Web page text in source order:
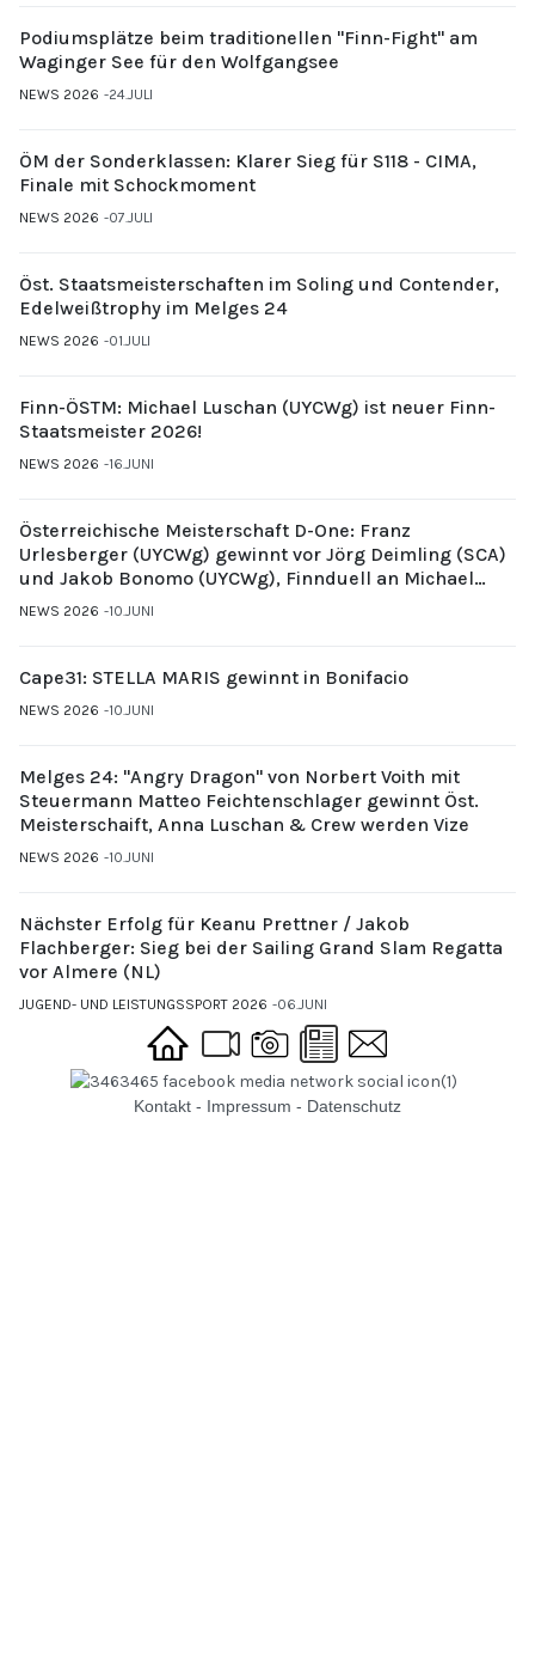
Podiumsplätze beim traditionellen "Finn-Fight" am
Waginger See für den Wolfgangsee
NEWS 2026 24.JULI
ÖM der Sonderklassen: Klarer Sieg für S118 - CIMA,
Finale mit Schockmoment
NEWS 2026 07.JULI
Öst. Staatsmeisterschaften im Soling und Contender,
Edelweißtrophy im Melges 24
NEWS 2026 01.JULI
Finn-ÖSTM: Michael Luschan (UYCWg) ist neuer Finn-
Staatsmeister 2026!
NEWS 2026 16.JUNI
Österreichische Meisterschaft D-One: Franz
Urlesberger (UYCWg) gewinnt vor Jörg Deimling (SCA)
und Jakob Bonomo (UYCWg), Finnduell an Michael
Gubi (UYCMo)
NEWS 2026 10.JUNI
Cape31: STELLA MARIS gewinnt in Bonifacio
NEWS 2026 10.JUNI
Melges 24: "Angry Dragon" von Norbert Voith mit
Steuermann Matteo Feichtenschlager gewinnt Öst.
Meisterschaift, Anna Luschan & Crew werden Vize
NEWS 2026 10.JUNI
Nächster Erfolg für Keanu Prettner / Jakob
Flachberger: Sieg bei der Sailing Grand Slam Regatta
vor Almere (NL)
JUGEND- UND LEISTUNGSSPORT 2026 06.JUNI
Kontakt - Impressum - Datenschutz